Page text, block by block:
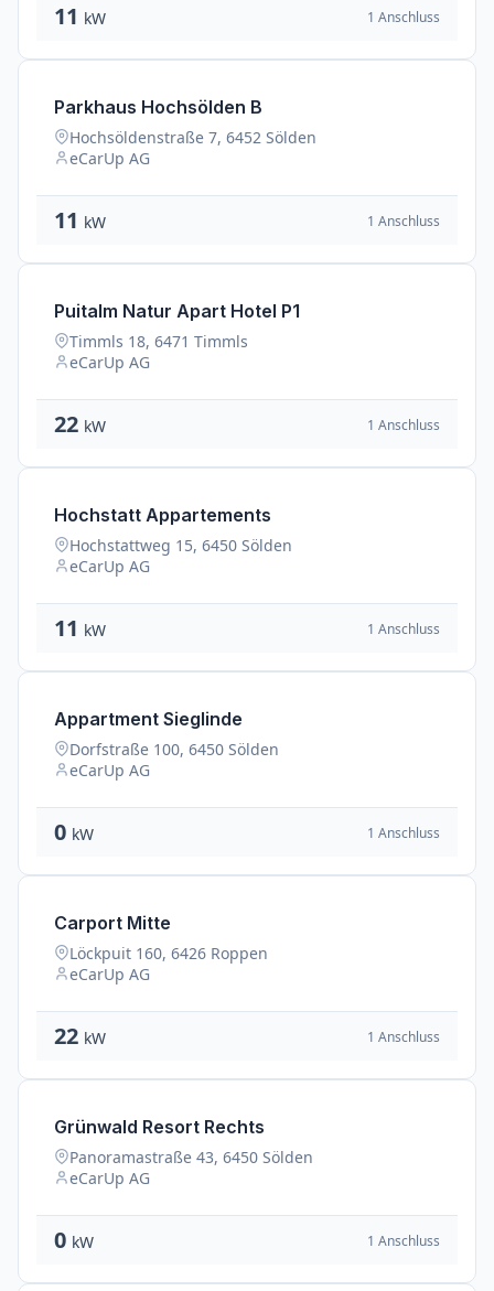
11 kW 1 Anschluss
Parkhaus Hochsölden B
Hochsöldenstraße 7, 6452 Sölden
eCarUp AG
11 kW 1 Anschluss
Puitalm Natur Apart Hotel P1
Timmls 18, 6471 Timmls
eCarUp AG
22 kW 1 Anschluss
Hochstatt Appartements
Hochstattweg 15, 6450 Sölden
eCarUp AG
11 kW 1 Anschluss
Appartment Sieglinde
Dorfstraße 100, 6450 Sölden
eCarUp AG
0 kW 1 Anschluss
Carport Mitte
Löckpuit 160, 6426 Roppen
eCarUp AG
22 kW 1 Anschluss
Grünwald Resort Rechts
Panoramastraße 43, 6450 Sölden
eCarUp AG
0 kW 1 Anschluss